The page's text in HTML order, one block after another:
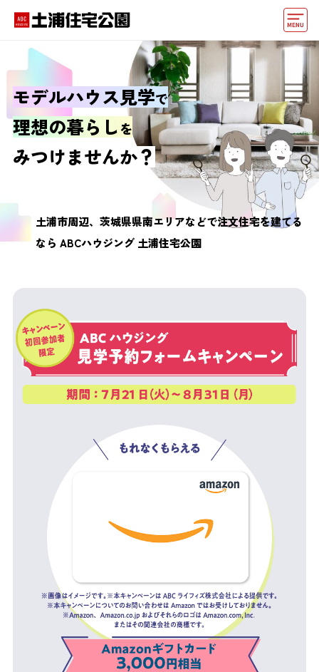
モデルハウス
住宅会社・ハウスメーカー
イベント情報・プレゼント
アクセス
他の展示場 ABCハウジングトップ
モデルハウス見学で
理想の暮らしを
みつけませんか？
土浦市周辺、茨城県県南エリアなどで注文住宅を建てる
なら ABCハウジング 土浦住宅公園